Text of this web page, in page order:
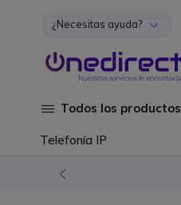
Ir al contenido
¿Necesitas ayuda?
Todos los productos
Telefonía IP